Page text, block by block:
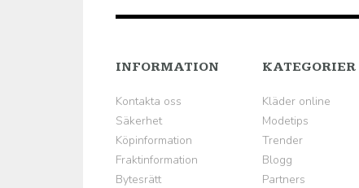
INFORMATION
Kontakta oss
Säkerhet
Köpinformation
Fraktinformation
Bytesrätt
KATEGORIER
Kläder online
Modetips
Trender
Blogg
Partners